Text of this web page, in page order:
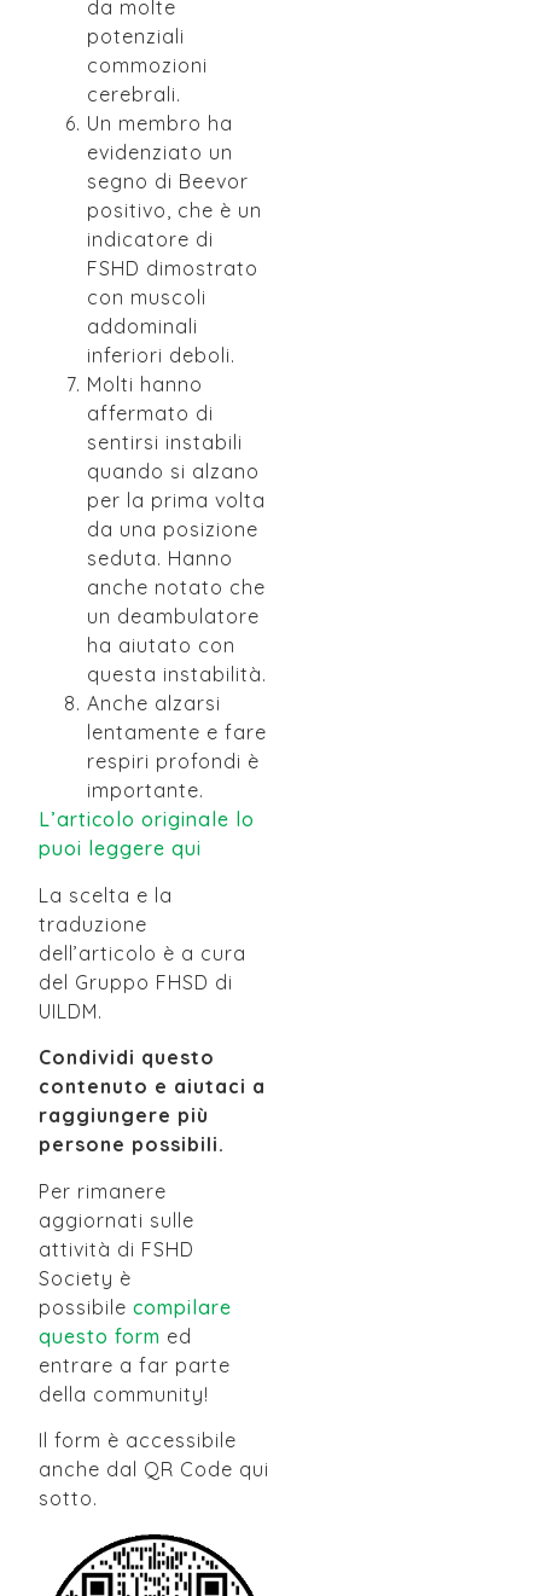
da molte
potenziali
commozioni
cerebrali.
Un membro ha
evidenziato un
segno di Beevor
positivo, che è un
indicatore di
FSHD dimostrato
con muscoli
addominali
inferiori deboli.
Molti hanno
affermato di
sentirsi instabili
quando si alzano
per la prima volta
da una posizione
seduta. Hanno
anche notato che
un deambulatore
ha aiutato con
questa instabilità.
Anche alzarsi
lentamente e fare
respiri profondi è
importante.
L’articolo originale lo
puoi leggere qui
La scelta e la
traduzione
dell’articolo è a cura
del Gruppo FHSD di
UILDM.
Condividi questo
contenuto e aiutaci a
raggiungere più
persone possibili.
Per rimanere
aggiornati sulle
attività di FSHD
Society è
possibile compilare
questo form ed
entrare a far parte
della community!
Il form è accessibile
anche dal QR Code qui
sotto.